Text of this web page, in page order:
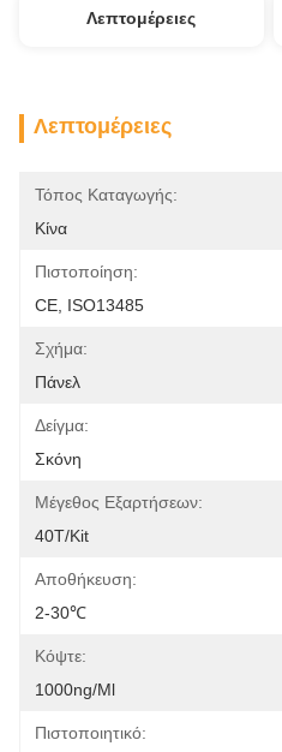
Λεπτομέρειες
Λεπτομέρειες
Τόπος Καταγωγής:
Κίνα
Πιστοποίηση:
CE, ISO13485
Σχήμα:
Πάνελ
Δείγμα:
Σκόνη
Μέγεθος Εξαρτήσεων:
40T/Kit
Αποθήκευση:
2-30℃
Κόψτε:
1000ng/ml
Πιστοποιητικό: